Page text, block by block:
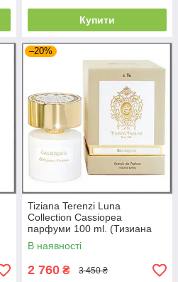
Купити
–20%
Tiziana Terenzi Luna
Collection Cassiopea
парфуми 100 ml. (Тизиана
Терензи Місяць Колекція
Кассиопеа)
В наявності
2 760 ₴ 3 450 ₴